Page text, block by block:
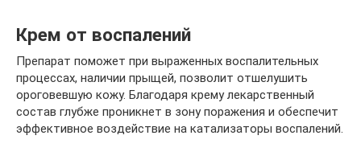
Крем от воспалений
Препарат поможет при выраженных воспалительных
процессах, наличии прыщей, позволит отшелушить
ороговевшую кожу. Благодаря крему лекарственный
состав глубже проникнет в зону поражения и обеспечит
эффективное воздействие на катализаторы воспалений.